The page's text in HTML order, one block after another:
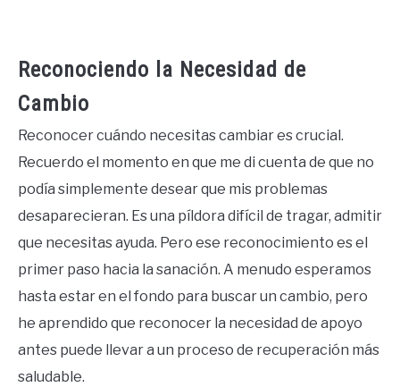
Reconociendo la Necesidad de
Cambio
Reconocer cuándo necesitas cambiar es crucial.
Recuerdo el momento en que me di cuenta de que no
podía simplemente desear que mis problemas
desaparecieran. Es una píldora difícil de tragar, admitir
que necesitas ayuda. Pero ese reconocimiento es el
primer paso hacia la sanación. A menudo esperamos
hasta estar en el fondo para buscar un cambio, pero
he aprendido que reconocer la necesidad de apoyo
antes puede llevar a un proceso de recuperación más
saludable.